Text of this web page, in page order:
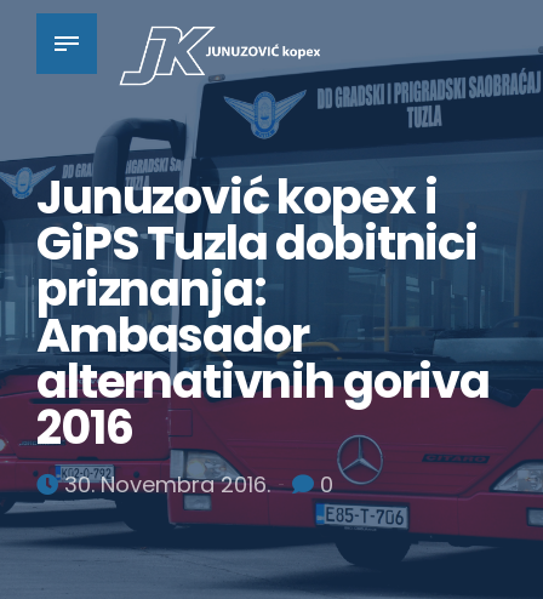
Junuzović kopex i
GiPS Tuzla dobitnici
priznanja:
Ambasador
alternativnih goriva
2016
30. Novembra 2016. 0